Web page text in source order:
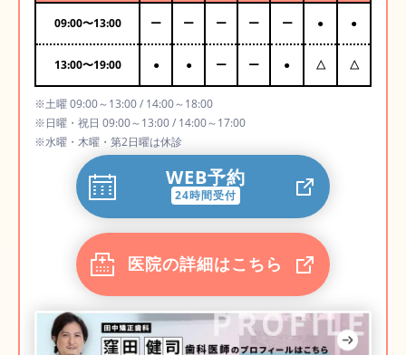
09:00〜13:00 ー ー ー ー ー ● ●
13:00〜19:00 ● ● ー ー ● △ △
※土曜 09:00～13:00 / 14:00～18:00
※日曜・祝日 09:00～13:00 / 14:00～17:00
※水曜・木曜・第2日曜は休診
WEB予約
24時間受付
医院の詳細はこちら